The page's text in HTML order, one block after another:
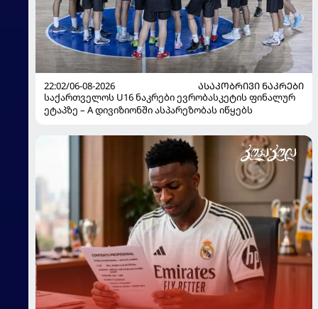
22:02/06-08-2026
ᲐᲡᲐᲙᲝᲑᲠᲘᲕᲘ ᲜᲐᲙᲠᲔᲑᲘ
საქართველოს U16 ნაკრები ევრობასკეტის ფინალურ
ეტაპზე – A დივიზიონში ასპარეზობას იწყებს